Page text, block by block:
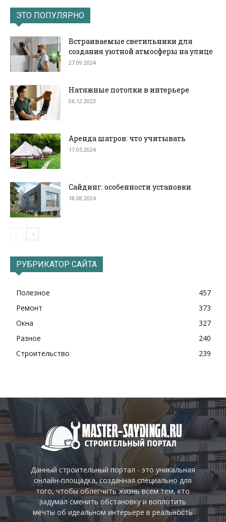
ЭТО ПОПУЛЯРНО
Встраиваемые светильники для
создания уютной атмосферы на улице
27.09.2024
Натяжные потолки в интерьере
06.12.2023
Аренда шатров: что учитывать
17.05.2024
Сайдинг: особенности установки
18.08.2024
РУБРИКАТОР САЙТА
Полезное
457
Ремонт
373
Окна
327
Разное
240
Строительство
239
Данный строительный портал - это уникальная
онлайн-площадка, созданная специально для
того, чтобы облегчить жизнь всем тем, кто
задумал сменить обстановку и воплотить
мечты об идеальном интерьере в реальность